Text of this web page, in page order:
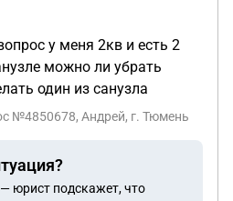
у меня 2кв и есть 2
можно ли убрать
один из санузла
№4850678, Андрей, г. Тюмень
юрист подскажет, что